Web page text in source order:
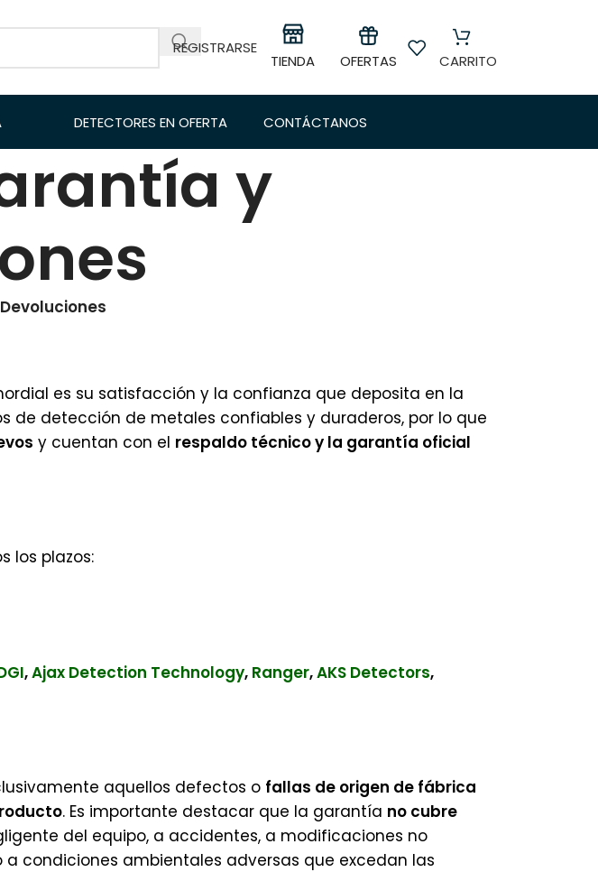
REGISTRARSE
TIENDA OFERTAS CARRITO
DETECTORES EN OFERTA CONTÁCTANOS
y
es su satisfacción y la confianza que deposita en la
de detección de metales confiables y duraderos, por lo que
y cuentan con el respaldo técnico y la garantía oficial
los plazos:
,Ajax Detection Technology, Ranger,AKS Detectors,
aquellos defectos o fallas de origen de fábrica
. Es importante destacar que la garantía no cubre
del equipo, a accidentes, a modificaciones no
condiciones ambientales adversas que excedan las